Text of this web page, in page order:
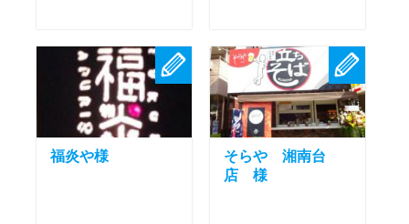
福炎や様
そらや 湘南台
店 様